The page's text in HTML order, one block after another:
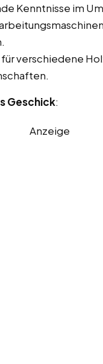
Kenntnisse im
verschiedene
Geschick:
Anzeige